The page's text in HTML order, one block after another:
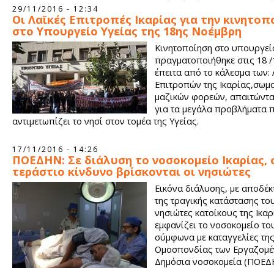
λεπτά περνούν. Λες, δε θά ‘ναι τίποτα, και αυτό θα περάσει.
τα καθημερινά, κάνοντας πως δε συμβαίνει τίποτα,η δουλειά
να περιμένει.
29/11/2016 - 12:34
Οι Λαϊκές Επιτροπές Ικαρίας για την
στο Υπουργείο Υγείας της 18ης Νοέμβρη
Κινητοποίηση στο
πραγματοποιήθηκε στις 18
έπειτα από το κάλεσμα των:
Επιτροπών της
μαζικών φορεών,
για τα μεγάλα προβλήματα
αντιμετωπίζει το νησί στον τομέα της Υγείας.
17/11/2016 - 14:26
ΠΟΕΔΗΝ: Σε διάλυση το νοσοκομείο Ικαρίας,
τεράστιο κίνδυνο βρίσκονται οι νησιώτες
Εικόνα διάλυσης, με
της τραγικής κατάστασης
νησιώτες κατοίκους της
εμφανίζει το νοσοκομείο
σύμφωνα με καταγγελίες της
Ομοσπονδίας των
Δημόσια νοσοκομεία